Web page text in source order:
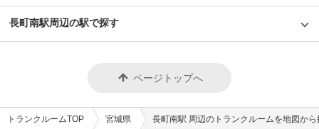
長町南駅周辺の駅で探す
ページトップへ
トランクルームTOP 宮城県 長町南駅 周辺のトランクルームを地図から